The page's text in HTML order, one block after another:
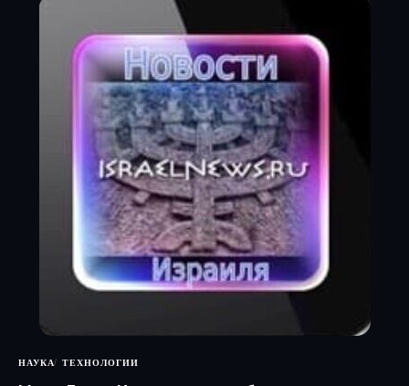
НАУКА ТЕХНОЛОГИИ